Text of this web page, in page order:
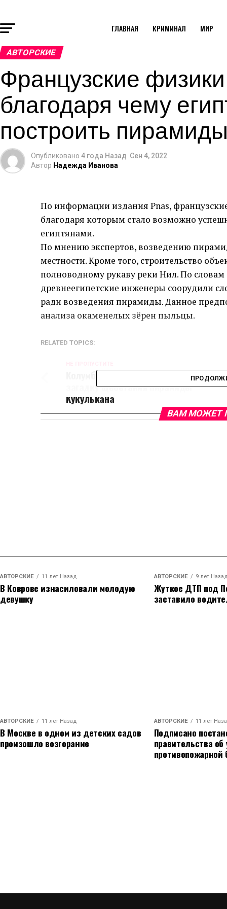
ГЛАВНАЯ КРИМИНАЛ МИР
АВТОРСКИЕ
Французские
благодаря чему
построить
Опубликовано 4 года Назад Сен 4, 2022
Автор Надежда Иванова
По информации издания Pnas,
благодаря которым стало возможно
египтянами.
По мнению экспертов, возведению
местности. Кроме того, строительство
полноводному рукаву реки Нил. По
древнеегипетские инженеры соорудили
ради возведения пирамиды. Данное
анализа окаменелых зёрен пыльцы.
RELATED TOPICS:
Колумбийские физики раскрыли
загадку щебетания пирамиды
Кукулькана
ВАМ МОЖЕТ
АВТОРСКИЕ 11 лет Назад
В Коврове изнасиловали молодую
девушку
АВТОРСКИЕ 9 лет Назад
Жуткое ДТП под
заставило
АВТОРСКИЕ 11 лет Назад
В Москве в одном из детских садов
произошло возгорание
АВТОРСКИЕ 11 лет
Подписано
правительства
противопожарной